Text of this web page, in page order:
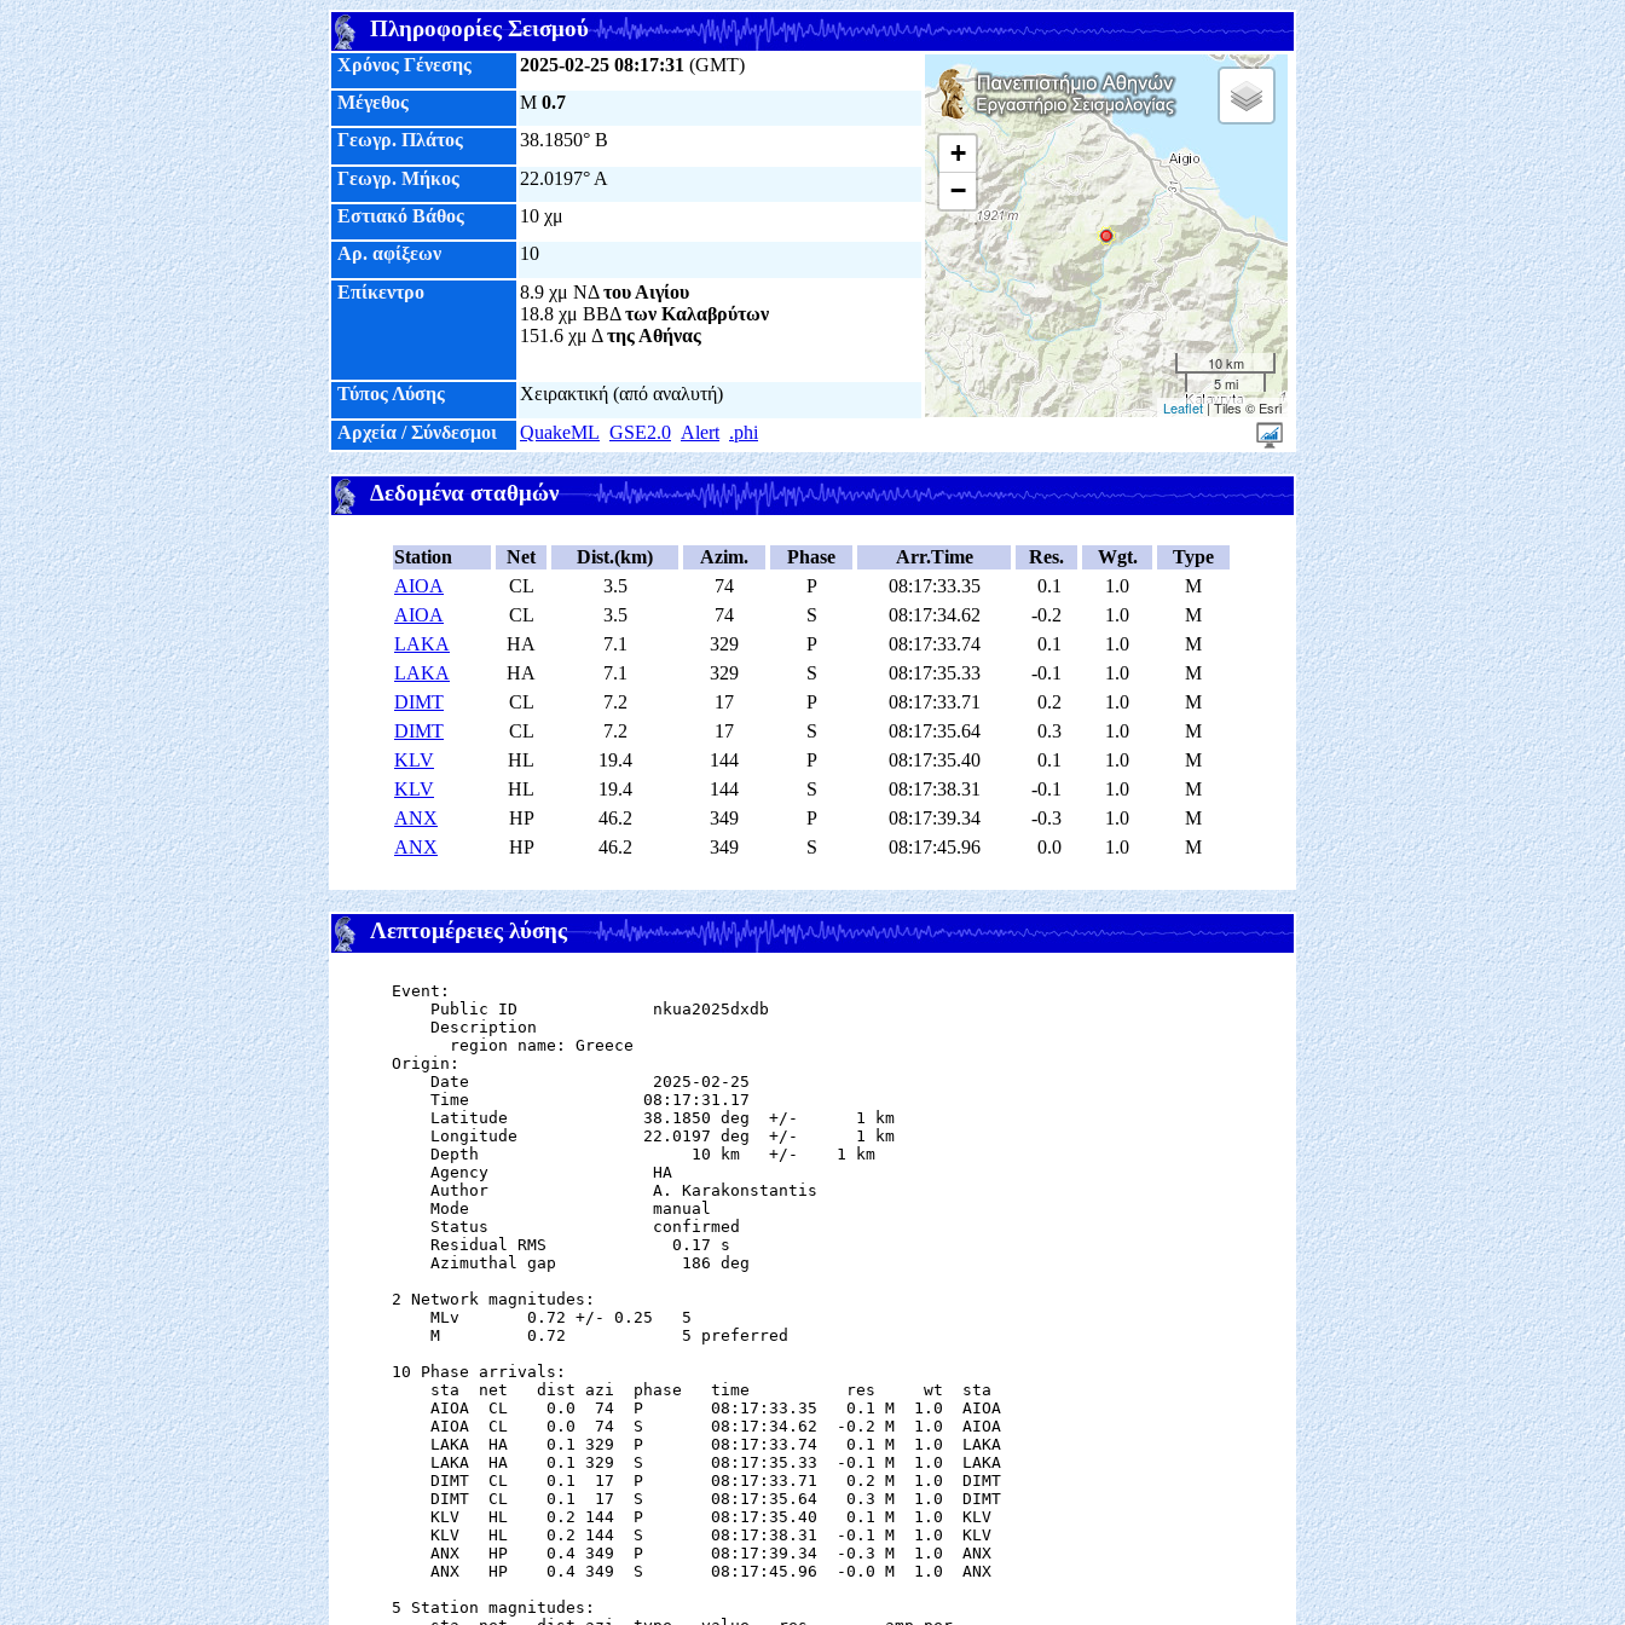
Πληροφορίες Σεισμού
Χρόνος Γένεσης 2025-02-25 08:17:31 (GMT)
+
−
10 km
5 mi
Leaflet| Tiles © Esri
Μέγεθος M 0.7
Γεωγρ. Πλάτος
38.1850° Β
Γεωγρ. Μήκος
22.0197° Α
Εστιακό Βάθος
10 χμ
Αρ. αφίξεων
10
Επίκεντρο
8.9 χμ ΝΔτου Αιγίου
18.8 χμ ΒΒΔτων Καλαβρύτων
151.6 χμ Δτης Αθήνας
Τύπος Λύσης
Χειρακτική (από αναλυτή)
Αρχεία / Σύνδεσμοι
QuakeML GSE2.0 Alert .phi
Δεδομένα σταθμών
Station Net Dist.(km) Azim. Phase Arr.Time Res. Wgt.
Type
AIOA
CL 3.5 74 P 08:17:33.35 0.1 1.0
M
AIOA
CL 3.5 74 S 08:17:34.62 -0.2 1.0
M
LAKA
HA 7.1 329 P 08:17:33.74 0.1 1.0
M
LAKA
HA 7.1 329 S 08:17:35.33 -0.1 1.0
M
DIMT
CL 7.2 17 P 08:17:33.71 0.2 1.0
M
DIMT
CL 7.2 17 S 08:17:35.64 0.3 1.0
M
KLV
HL 19.4 144 P 08:17:35.40 0.1 1.0
M
KLV
HL 19.4 144 S 08:17:38.31 -0.1 1.0
M
ANX
HP 46.2 349 P 08:17:39.34 -0.3 1.0
M
ANX
HP 46.2 349 S 08:17:45.96 0.0 1.0 M
Λεπτομέρειες λύσης
Event:
    Public ID              nkua2025dxdb
    Description
      region name: Greece
Origin:
    Date                   2025-02-25
    Time                  08:17:31.17
    Latitude              38.1850 deg  +/-      1 km
    Longitude             22.0197 deg  +/-      1 km
    Depth                      10 km   +/-    1 km
    Agency                 HA
    Author                 A. Karakonstantis
    Mode                   manual
    Status                 confirmed
    Residual RMS             0.17 s
    Azimuthal gap             186 deg
2 Network magnitudes:
    MLv       0.72 +/- 0.25   5
    M         0.72            5 preferred
10 Phase arrivals:
    sta  net   dist azi  phase   time          res     wt  sta
    AIOA  CL    0.0  74  P       08:17:33.35   0.1 M  1.0  AIOA
    AIOA  CL    0.0  74  S       08:17:34.62  -0.2 M  1.0  AIOA
    LAKA  HA    0.1 329  P       08:17:33.74   0.1 M  1.0  LAKA
    LAKA  HA    0.1 329  S       08:17:35.33  -0.1 M  1.0  LAKA
    DIMT  CL    0.1  17  P       08:17:33.71   0.2 M  1.0  DIMT
    DIMT  CL    0.1  17  S       08:17:35.64   0.3 M  1.0  DIMT
    KLV   HL    0.2 144  P       08:17:35.40   0.1 M  1.0  KLV
    KLV   HL    0.2 144  S       08:17:38.31  -0.1 M  1.0  KLV
    ANX   HP    0.4 349  P       08:17:39.34  -0.3 M  1.0  ANX
    ANX   HP    0.4 349  S       08:17:45.96  -0.0 M  1.0  ANX
5 Station magnitudes: